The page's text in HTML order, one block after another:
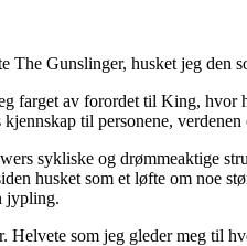
The Gunslinger, husket jeg
farget av forordet til King, hvor
til personene,
sykliske og drømmeaktige
husket som et løfte om noe
jypling.
Helvete som jeg gleder meg til